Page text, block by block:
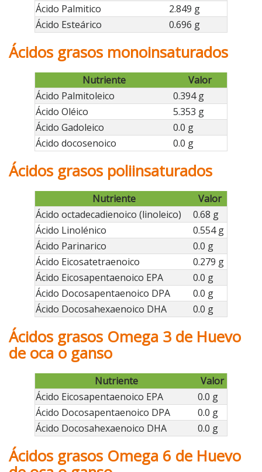
Ácido Palmitico
2.849 g
Ácido Esteárico
0.696 g
Ácidos grasos monoinsaturados
Nutriente
Valor
Ácido Palmitoleico
0.394 g
Ácido Oléico
5.353 g
Ácido Gadoleico
0.0 g
Ácido docosenoico
0.0 g
Ácidos grasos poliinsaturados
Nutriente
Valor
Ácido octadecadienoico (linoleico)
0.68 g
Ácido Linolénico
0.554 g
Ácido Parinarico
0.0 g
Ácido Eicosatetraenoico
0.279 g
Ácido Eicosapentaenoico EPA
0.0 g
Ácido Docosapentaenoico DPA
0.0 g
Ácido Docosahexaenoico DHA
0.0 g
Ácidos grasos Omega 3 de Huevo
de oca o ganso
Nutriente
Valor
Ácido Eicosapentaenoico EPA
0.0 g
Ácido Docosapentaenoico DPA
0.0 g
Ácido Docosahexaenoico DHA
0.0 g
Ácidos grasos Omega 6 de Huevo